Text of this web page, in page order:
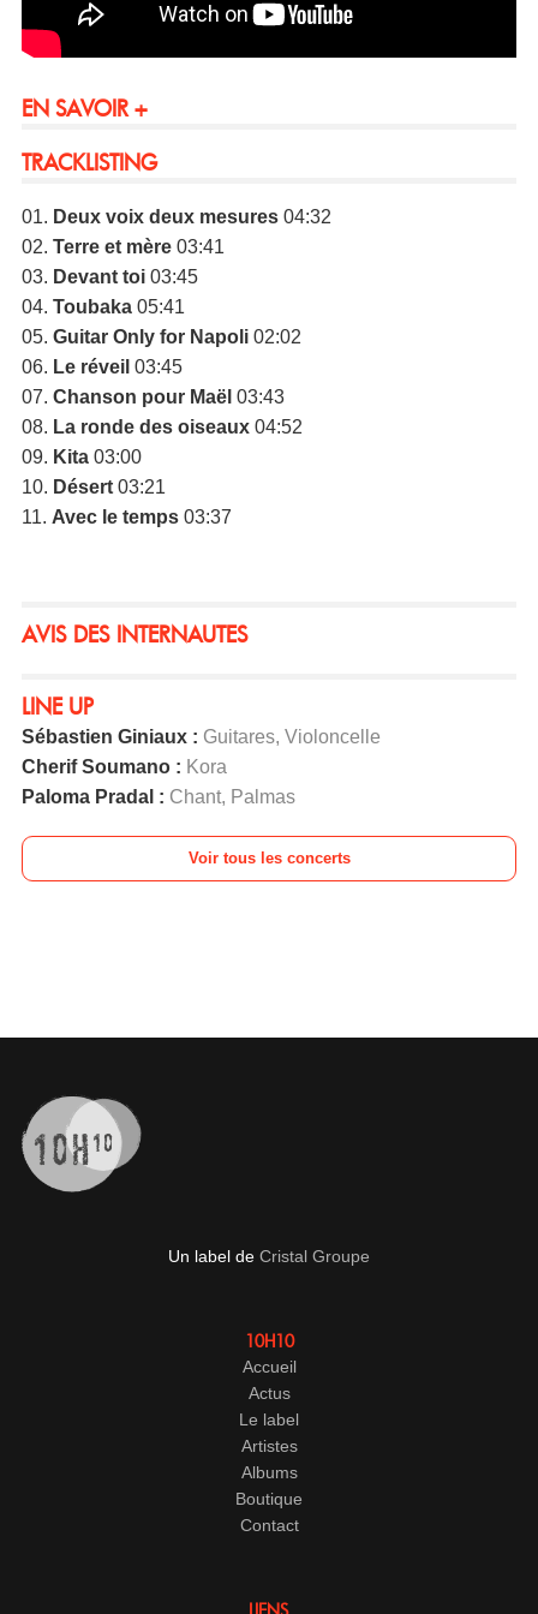
EN SAVOIR +
TRACKLISTING
01. Deux voix deux mesures04:32
02. Terre et mère03:41
03. Devant toi03:45
04. Toubaka05:41
05. Guitar Only for Napoli02:02
06. Le réveil 03:45
07. Chanson pour Maël 03:43
08. La ronde des oiseaux04:52
09. Kita03:00
10. Désert03:21
11. Avec le temps03:37
AVIS DES INTERNAUTES
LINE UP
Sébastien Giniaux : Guitares, Violoncelle
Cherif Soumano : Kora
Paloma Pradal : Chant, Palmas
Voir tous les concerts
Un label de Cristal Groupe
10H10
Accueil
Actus
Le label
Artistes
Albums
Boutique
Contact